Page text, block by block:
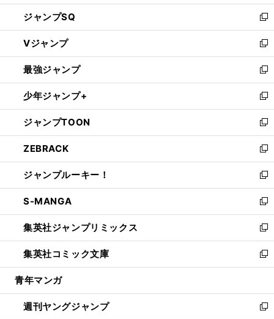
し
い
ウ
ィ
ン
ド
ウ
で
開
く
ジャンプSQ
新
し
い
ウ
ィ
ン
ド
ウ
で
開
く
Vジャンプ
新
し
い
ウ
ィ
ン
ド
ウ
で
開
く
最強ジャンプ
新
し
い
ウ
ィ
ン
ド
ウ
で
開
く
少年ジャンプ+
新
し
い
ウ
ィ
ン
ド
ウ
で
開
く
ジャンプTOON
新
し
い
ウ
ィ
ン
ド
ウ
で
開
く
ZEBRACK
新
し
い
ウ
ィ
ン
ド
ウ
で
開
ジャンプルーキー！
新
し
い
ウ
ィ
ン
ド
ウ
開
く
S-MANGA
新
し
い
ウ
ィ
ン
ウ
で
集英社ジャンプリミックス
新
し
い
ウ
ン
ド
集英社コミック文庫
新
し
ウ
ィ
青年マンガ
週刊ヤングジャンプ
新